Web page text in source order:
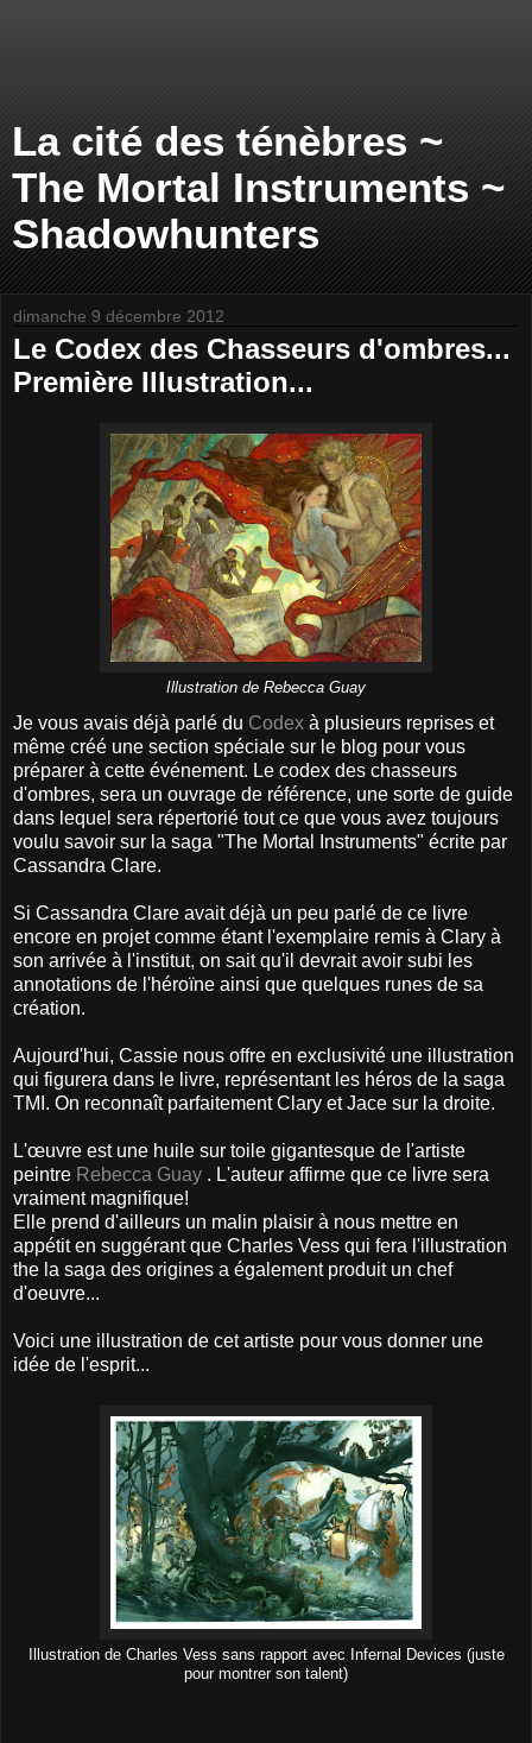
La cité des ténèbres ~
The Mortal Instruments ~
Shadowhunters
dimanche 9 décembre 2012
Le Codex des Chasseurs d'ombres...
Première Illustration...
Illustration de Rebecca Guay
Je vous avais déjà parlé du Codex à plusieurs reprises et
même créé une section spéciale sur le blog pour vous
préparer à cette événement. Le codex des chasseurs
d'ombres, sera un ouvrage de référence, une sorte de guide
dans lequel sera répertorié tout ce que vous avez toujours
voulu savoir sur la saga "The Mortal Instruments" écrite par
Cassandra Clare.
Si Cassandra Clare avait déjà un peu parlé de ce livre
encore en projet comme étant l'exemplaire remis à Clary à
son arrivée à l'institut, on sait qu'il devrait avoir subi les
annotations de l'héroïne ainsi que quelques runes de sa
création.
Aujourd'hui, Cassie nous offre en exclusivité une illustration
qui figurera dans le livre, représentant les héros de la saga
TMI. On reconnaît parfaitement Clary et Jace sur la droite.
L'œuvre est une huile sur toile gigantesque de l'artiste
peintre Rebecca Guay . L'auteur affirme que ce livre sera
vraiment magnifique!
Elle prend d'ailleurs un malin plaisir à nous mettre en
appétit en suggérant que Charles Vess qui fera l'illustration
the la saga des origines a également produit un chef
d'oeuvre...
Voici une illustration de cet artiste pour vous donner une
idée de l'esprit...
Illustration de Charles Vess sans rapport avec Infernal Devices (juste
pour montrer son talent)